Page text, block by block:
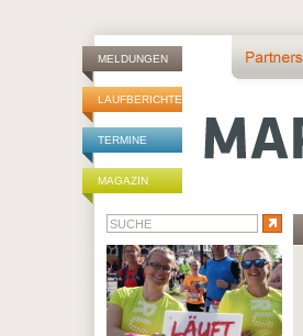
MELDUNGEN
LAUFBERICHTE
TERMINE
MAGAZIN